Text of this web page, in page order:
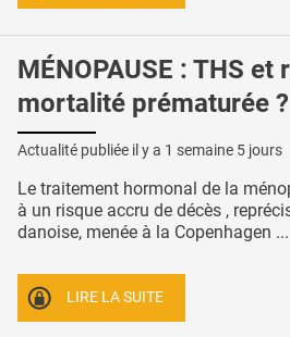
MÉNOPAUSE : THS et
mortalité prématurée ?
Actualité publiée il y a 1 semaine 5 jours
Le traitement hormonal de la
à un risque accru de décès ,
danoise, menée à la Copenhagen ...
LIRE LA SUITE